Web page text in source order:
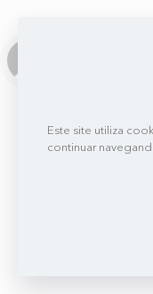
Este site utiliza
continuar